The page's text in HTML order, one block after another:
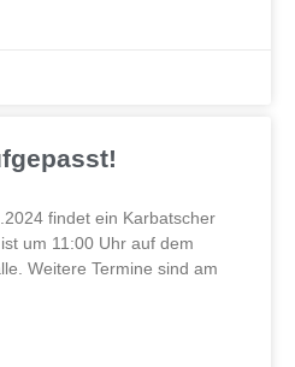
findet ein Karbatscher
um 11:00 Uhr auf dem
Weitere Termine sind am